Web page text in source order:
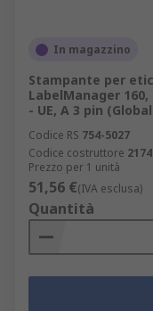
In magazzino
Stampante per
LabelManager
- UE, A 3 pin
Codice RS 754-5027
Codice costruttore
Prezzo per 1 unità
51,56 €(IVA esclusa)
Quantità